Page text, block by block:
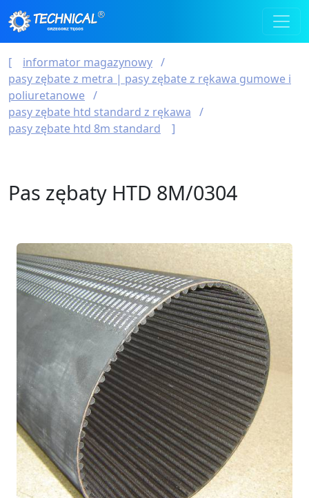
informator magazynowy
pasy zębate z metra | pasy zębate z rękawa gumowe i
poliuretanowe
pasy zębate htd standard z rękawa
pasy zębate htd 8m standard
Pas zębaty HTD 8M/0304